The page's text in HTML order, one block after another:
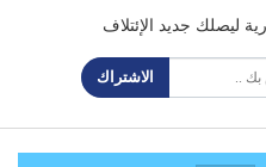
ليصلك جديد الإئتلاف
الاشتراك